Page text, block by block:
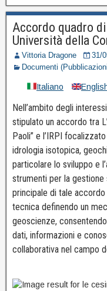
Accordo quadro
Università della
Vittoria Dragone
31/
Documenti
Italiano
Nell’ambito degli
stipulato un accordo tra
Paoli” e l’IRPI
idrologia isotopica,
particolare lo sviluppo e
strumenti per la
principale di tale
tecnica definendo un
geoscienze,
dati, informazioni e
collaborativa nel campo